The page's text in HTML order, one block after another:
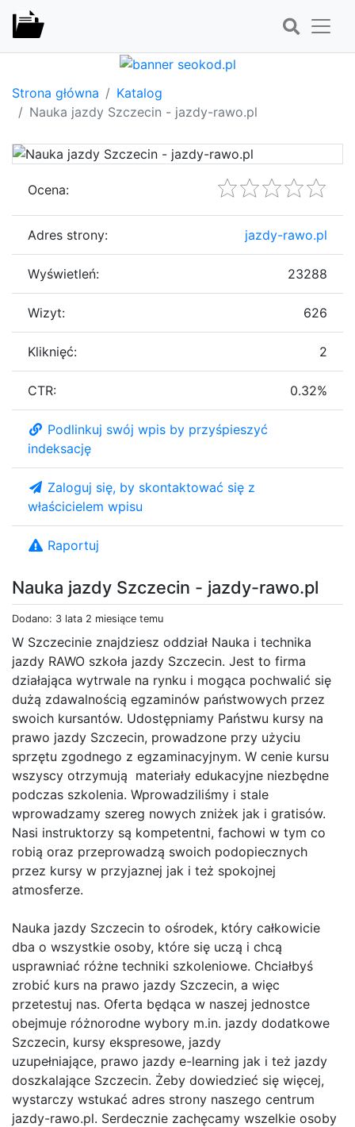
Strona główna
Katalog
Nauka jazdy Szczecin - jazdy-rawo.pl
Nauka jazdy Szczecin - jazdy-rawo.pl
Dodano: 3 lata 2 miesiące temu
W Szczecinie znajdziesz oddział Nauka i technika
jazdy RAWO szkoła jazdy Szczecin. Jest to firma
działająca wytrwale na rynku i mogąca pochwalić się
dużą zdawalnością egzaminów państwowych przez
swoich kursantów. Udostępniamy Państwu kursy na
prawo jazdy Szczecin, prowadzone przy użyciu
sprzętu zgodnego z egzaminacyjnym. W cenie kursu
wszyscy otrzymują materiały edukacyjne niezbędne
podczas szkolenia. Wprowadziliśmy i stale
wprowadzamy szereg nowych zniżek jak i gratisów.
Nasi instruktorzy są kompetentni, fachowi w tym co
robią oraz przeprowadzą swoich podopiecznych
przez kursy w przyjaznej jak i też spokojnej
atmosferze.
Nauka jazdy Szczecin to ośrodek, który całkowicie
dba o wszystkie osoby, które się uczą i chcą
usprawniać różne techniki szkoleniowe. Chciałbyś
zrobić kurs na prawo jazdy Szczecin, a więc
przetestuj nas. Oferta będąca w naszej jednostce
obejmuje różnorodne wybory m.in. jazdy dodatkowe
Szczecin, kursy ekspresowe, jazdy
uzupełniające, prawo jazdy e-learning jak i też jazdy
doszkalające Szczecin. Żeby dowiedzieć się więcej,
wystarczy wstukać adres strony naszego centrum
jazdy-rawo.pl. Serdecznie zachęcamy wszelkie osoby
Ocena:
Adres strony: jazdy-rawo.pl
Wyświetleń: 23288
Wizyt: 626
Kliknięć: 2
CTR: 0.32%
Podlinkuj swój wpis by przyśpieszyć
indeksację
Zaloguj się, by skontaktować się z
właścicielem wpisu
Raportuj